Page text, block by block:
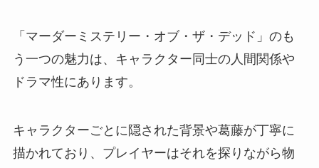
「マーダーミステリー・オブ・ザ・デッド」のも
う一つの魅力は、キャラクター同士の人間関係や
ドラマ性にあります。
キャラクターごとに隠された背景や葛藤が丁寧に
描かれており、プレイヤーはそれを探りながら物